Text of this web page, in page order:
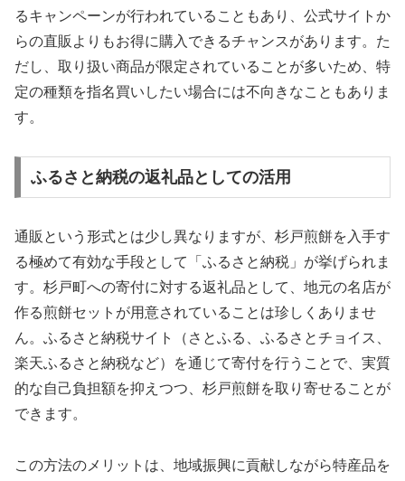
るキャンペーンが行われていることもあり、公式サイトか
らの直販よりもお得に購入できるチャンスがあります。た
だし、取り扱い商品が限定されていることが多いため、特
定の種類を指名買いしたい場合には不向きなこともありま
す。
ふるさと納税の返礼品としての活用
通販という形式とは少し異なりますが、杉戸煎餅を入手す
る極めて有効な手段として「ふるさと納税」が挙げられま
す。杉戸町への寄付に対する返礼品として、地元の名店が
作る煎餅セットが用意されていることは珍しくありませ
ん。ふるさと納税サイト（さとふる、ふるさとチョイス、
楽天ふるさと納税など）を通じて寄付を行うことで、実質
的な自己負担額を抑えつつ、杉戸煎餅を取り寄せることが
できます。
この方法のメリットは、地域振興に貢献しながら特産品を